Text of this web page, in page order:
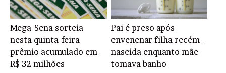
Mega-Sena sorteia
nesta quinta-feira
prêmio acumulado em
R$ 32 milhões
Pai é preso após
envenenar filha recém-
nascida enquanto mãe
tomava banho